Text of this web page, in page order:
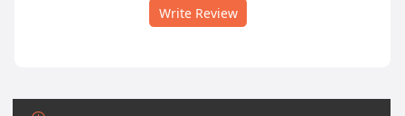
Write Review